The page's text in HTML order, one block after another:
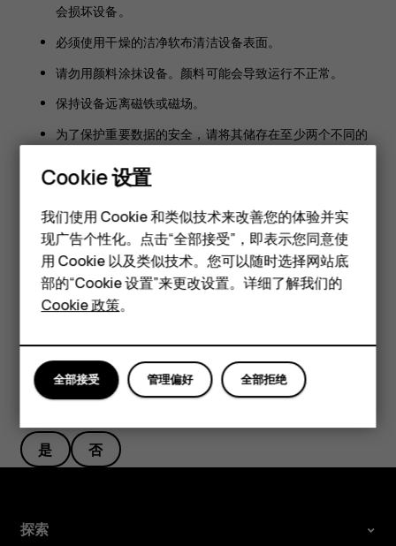
智能手机
经典手机
配件
平板电脑
会损坏设备。
必须使用干燥的洁净软布清洁设备表面。
请勿用颜料涂抹设备。颜料可能会导致运行不正常。
保持设备远离磁铁或磁场。
为了保护重要数据的安全，请将其储存在至少两个不同的
信息。
在工作时间较长的情况下，设备可能会发热。在大多数情况下，
这是正常现象。为避免过热，设备可能会自动降低速度、关闭应
用程序、切断充电电路，并在必要时自动关机。如果设备工作异
常，请将其送至最近的授权维修机构进行维修。
此信息对您是否有帮助？
是 否
探索
Cookie 设置
我们使用 Cookie 和类似技术来改善您的体验并实
现广告个性化。点击“全部接受”，即表示您同意使
用 Cookie 以及类似技术。您可以随时选择网站底
部的“Cookie 设置”来更改设置。详细了解我们的
Cookie 政策。
全部拒绝
管理偏好
全部接受